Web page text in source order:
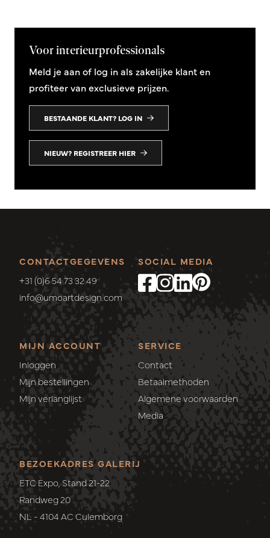
Voor interieurprofessionals
Meld je aan of log in als zakelijke klant en
profiteer van exclusieve prijzen.
BESTAANDE KLANT? LOG IN
NIEUW? REGISTREER HIER
CONTACTGEGEVENS
+31 (0)6 54 73 32 49
info@umoartdesign.com
MIJN ACCOUNT
Inloggen
Mijn bestellingen
Mijn verlanglijst
SERVICE
Contact
Betaalmethoden
Algemene voorwaarden
Media
SOCIAL MEDIA
BEZOEKADRES GALERIJ
ETC Expo, Stand 21-22
Randweg 20
NL - 4104 AC Culemborg